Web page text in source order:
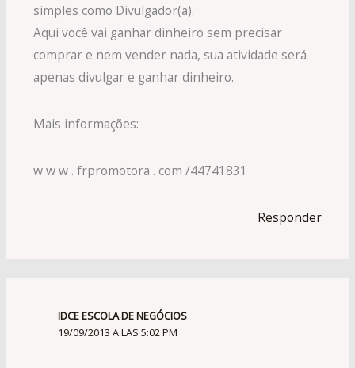
simples como Divulgador(a).
Aqui você vai ganhar dinheiro sem precisar
comprar e nem vender nada, sua atividade será
apenas divulgar e ganhar dinheiro.
Mais informações:
w w w . frpromotora . com /44741831
Responder
IDCE ESCOLA DE NEGÓCIOS
19/09/2013 A LAS 5:02 PM